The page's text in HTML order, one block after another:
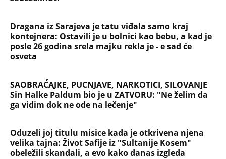
Dragana iz Sarajeva je tatu viđala samo kraj
kontejnera: Ostavili je u bolnici kao bebu, a kad je
posle 26 godina srela majku rekla je - e sad će
osveta
SAOBRAĆAJKE, PUCNJAVE, NARKOTICI, SILOVANJE
Sin Halke Paldum bio je u ZATVORU: "Ne želim da
ga vidim dok ne ode na lečenje"
Oduzeli joj titulu misice kada je otkrivena njena
velika tajna: Život Safije iz "Sultanije Kosem"
obeležili skandali, a evo kako danas izgleda